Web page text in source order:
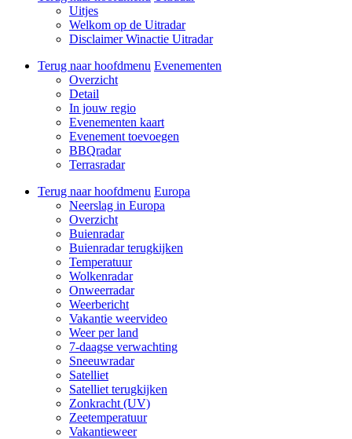
Uitjes
Welkom op de Uitradar
Disclaimer Winactie Uitradar
Terug naar hoofdmenu Evenementen
Overzicht
Detail
In jouw regio
Evenementen kaart
Evenement toevoegen
BBQradar
Terrasradar
Terug naar hoofdmenu Europa
Neerslag in Europa
Overzicht
Buienradar
Buienradar terugkijken
Temperatuur
Wolkenradar
Onweerradar
Weerbericht
Vakantie weervideo
Weer per land
7-daagse verwachting
Sneeuwradar
Satelliet
Satelliet terugkijken
Zonkracht (UV)
Zeetemperatuur
Vakantieweer